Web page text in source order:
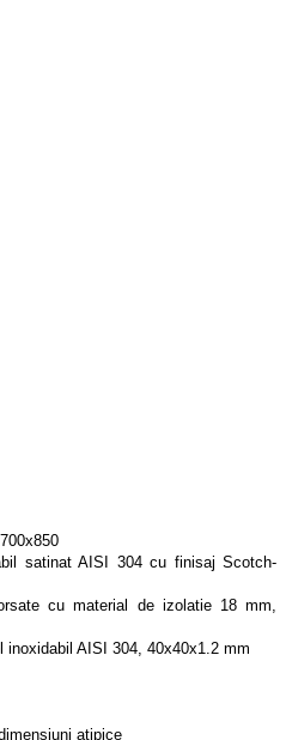
satinat AISI 304 cu finisaj Scotch-
cu material de izolatie 18 mm,
inoxidabil AISI 304, 40x40x1.2 mm
atipice